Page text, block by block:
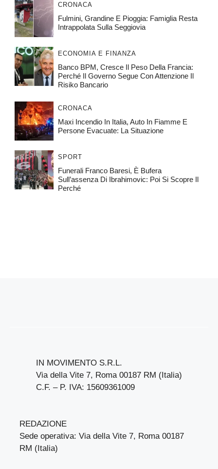
CRONACA
Fulmini, Grandine E Pioggia: Famiglia Resta
Intrappolata Sulla Seggiovia
ECONOMIA E FINANZA
Banco BPM, Cresce Il Peso Della Francia:
Perché Il Governo Segue Con Attenzione Il
Risiko Bancario
CRONACA
Maxi Incendio In Italia, Auto In Fiamme E
Persone Evacuate: La Situazione
SPORT
Funerali Franco Baresi, È Bufera
Sull’assenza Di Ibrahimovic: Poi Si Scopre Il
Perché
IN MOVIMENTO S.R.L.
Via della Vite 7, Roma 00187 RM (Italia)
C.F. – P. IVA: 15609361009
REDAZIONE
Sede operativa: Via della Vite 7, Roma 00187
RM (Italia)